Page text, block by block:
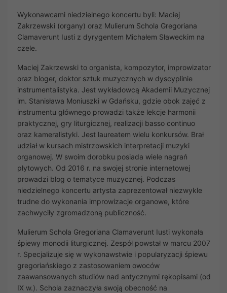
Wykonawcami niedzielnego koncertu byli: Maciej
Zakrzewski (organy) oraz Mulierum Schola Gregoriana
Clamaverunt Iusti z dyrygentem Michałem Sławeckim na
czele.
Maciej Zakrzewski to organista, kompozytor, improwizator
oraz bloger, doktor sztuk muzycznych w dyscyplinie
instrumentalistyka. Jest wykładowcą Akademii Muzycznej
im. Stanisława Moniuszki w Gdańsku, gdzie obok zajęć z
instrumentu głównego prowadzi także lekcje harmonii
praktycznej, gry liturgicznej, realizacji basso continuo
oraz kameralistyki. Jest laureatem wielu konkursów. Brał
udział w kursach mistrzowskich interpretacji muzyki
organowej. W swoim dorobku posiada wiele nagrań
płytowych. Od 2016 r. na swojej stronie internetowej
prowadzi blog o tematyce muzycznej. Podczas
niedzielnego koncertu artysta zaprezentował niezwykle
trudne do wykonania improwizacje organowe, które
zachwyciły zgromadzoną publiczność.
Mulierum Schola Gregoriana Clamaverunt Iusti wykonała
śpiewy monodii liturgicznej. Zespół powstał w marcu 2007
r. Specjalizuje się w wykonawstwie i popularyzacji śpiewu
gregoriańskiego z zastosowaniem owoców
zaawansowanych studiów nad antycznymi rękopisami (od
IX w.). Schola zaznaczyła swoją obecność na